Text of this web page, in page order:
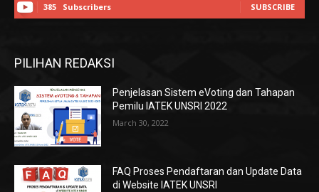
385 Subscribers SUBSCRIBE
PILIHAN REDAKSI
Penjelasan Sistem eVoting dan Tahapan
Pemilu IATEK UNSRI 2022
March 30, 2022
FAQ Proses Pendaftaran dan Update Data
di Website IATEK UNSRI